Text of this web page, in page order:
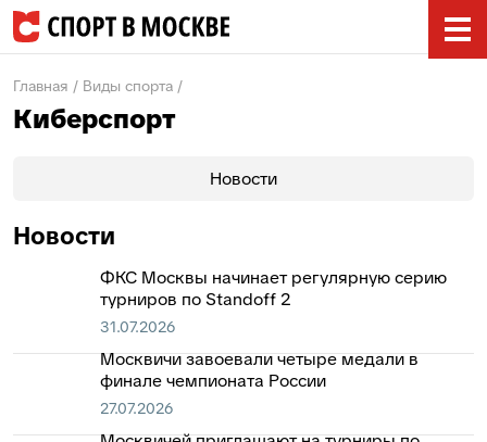
Главная Виды спорта
Киберспорт
Новости
Новости
ФКС Москвы начинает регулярную серию
турниров по Standoff 2
31.07.2026
Москвичи завоевали четыре медали в
финале чемпионата России
27.07.2026